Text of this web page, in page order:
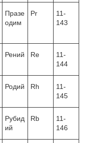
Празе
одим
Pr
11-
143
Рений Re
11-
144
Родий Rh
11-
145
Рубид
ий
Rb
11-
146